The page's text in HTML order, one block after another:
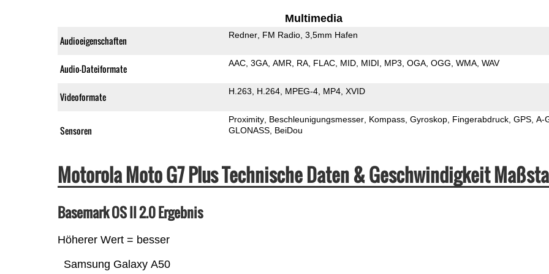
Multimedia
Audioeigenschaften Redner FM Radio 3,5mm Hafen
Audio-Dateiformate AAC 3GA AMR RA FLAC MID MIDI MP3 OGA OGG WMA WAV
Videoformate H.263 H.264 MPEG-4 MP4 XVID
Sensoren
Proximity Beschleunigungsmesser Kompass Gyroskop Fingerabdruck GPS A-
GLONASS BeiDou
Motorola Moto G7 Plus Technische Daten & Geschwindigkeit
Basemark OS II 2.0 Ergebnis
Höherer Wert = besser
Samsung Galaxy A50